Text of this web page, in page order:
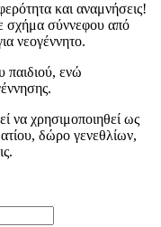
και αναμνήσεις!
σχήμα σύννεφου από
νεογέννητο.
παιδιού, ενώ
να χρησιμοποιηθεί ως
δώρο γενεθλίων,